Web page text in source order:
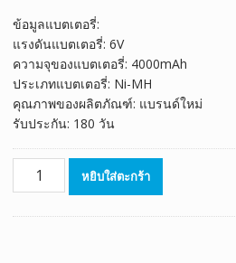
was:
฿1,650.00.
ข้อมูลแบตเตอรี่:
แรงดันแบตเตอรี่: 6V
ความจุของแบตเตอรี่: 4000mAh
ประเภทแบตเตอรี่: Ni-MH
คุณภาพของผลิตภัณฑ์: แบรนด์ใหม่
รับประกัน: 180 วัน
จำนวน
แบตเตอรี่
หยิบใส่ตะกร้า